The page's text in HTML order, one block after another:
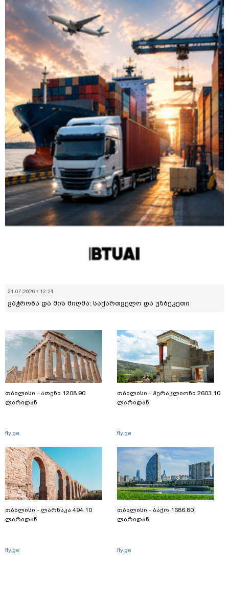
21.07.2026 / 12:24
ვაჭრობა და მის მიღმა: საქართველო და უზბეკეთი
თბილისი - ათენი 1208.90
ლარიდან
fly.ge
თბილისი - ლარნაკა 494.10
ლარიდან
fly.ge
თბილისი - ჰერაკლიონი 2603.10
ლარიდან
fly.ge
თბილისი - ბაქო 1686.80
ლარიდან
fly.ge